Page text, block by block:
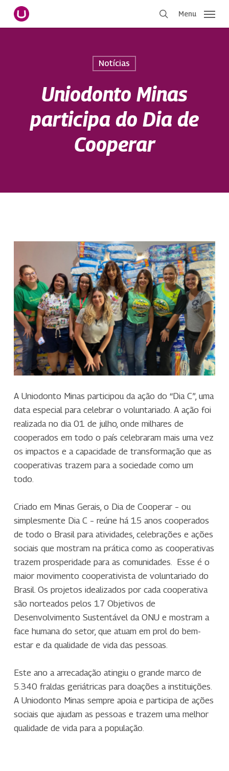
Pular
para
Menu
Notícias
Uniodonto Minas
participa do Dia de
Cooperar
A Uniodonto Minas participou da ação do “Dia C”, uma
data especial para celebrar o voluntariado. A ação foi
realizada no dia 01 de julho, onde milhares de
cooperados em todo o país celebraram mais uma vez
os impactos e a capacidade de transformação que as
cooperativas trazem para a sociedade como um
todo.
Criado em Minas Gerais, o Dia de Cooperar – ou
simplesmente Dia C – reúne há 15 anos cooperados
de todo o Brasil para atividades, celebrações e ações
sociais que mostram na prática como as cooperativas
trazem prosperidade para as comunidades. Esse é o
maior movimento cooperativista de voluntariado do
Brasil. Os projetos idealizados por cada cooperativa
são norteados pelos 17 Objetivos de
Desenvolvimento Sustentável da ONU e mostram a
face humana do setor, que atuam em prol do bem-
estar e da qualidade de vida das pessoas.
Este ano a arrecadação atingiu o grande marco de
5.340 fraldas geriátricas para doações a instituições.
A Uniodonto Minas sempre apoia e participa de ações
sociais que ajudam as pessoas e trazem uma melhor
qualidade de vida para a população.